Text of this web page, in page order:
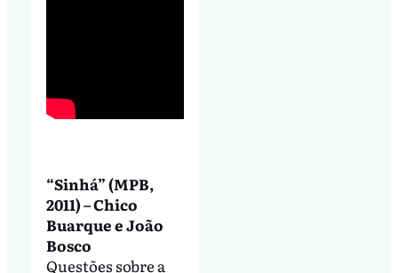
“Sinhá” (MPB,
2011) – Chico
Buarque e João
Bosco
Questões sobre a